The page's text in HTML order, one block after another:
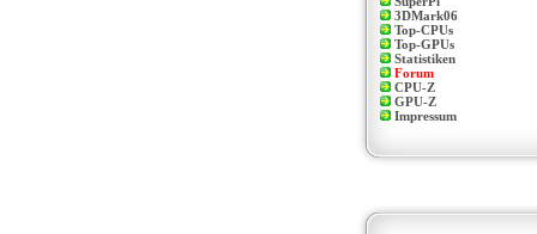
3DMark06
Top-CPUs
Top-GPUs
Statistiken
Forum
CPU-Z
GPU-Z
Impressum